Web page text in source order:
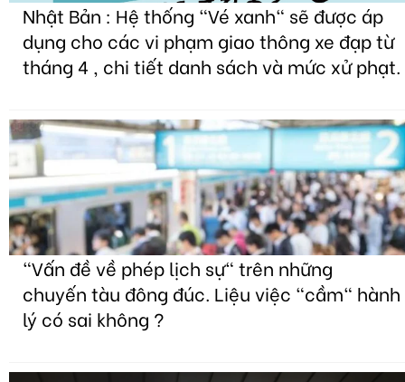
Nhật Bản : Hệ thống "Vé xanh" sẽ được áp
dụng cho các vi phạm giao thông xe đạp từ
tháng 4 , chi tiết danh sách và mức xử phạt.
"Vấn đề về phép lịch sự" trên những
chuyến tàu đông đúc. Liệu việc "cầm" hành
lý có sai không ?